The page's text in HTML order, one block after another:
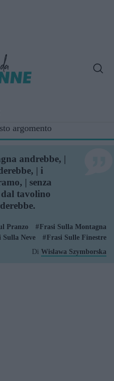
argomento
andrebbe, |
| i
| senza
dal tavolino
Pranzo
Frasi Sulla Montagna
Sulla Neve
Frasi Sulle Finestre
Di Wislawa Szymborska